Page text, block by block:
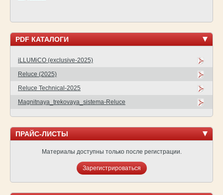
PDF КАТАЛОГИ
iLLUMiCO (exclusive-2025)
Reluce (2025)
Reluce Technical-2025
Magnitnaya_trekovaya_sistema-Reluce
ПРАЙС-ЛИСТЫ
Материалы доступны только после регистрации.
Зарегистрироваться